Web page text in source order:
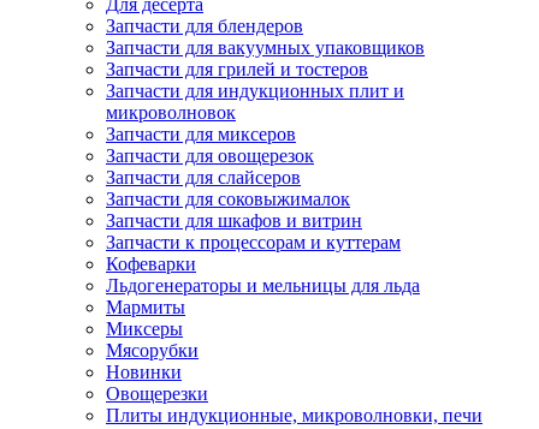
Для десерта
Запчасти для блендеров
Запчасти для вакуумных упаковщиков
Запчасти для грилей и тостеров
Запчасти для индукционных плит и
микроволновок
Запчасти для миксеров
Запчасти для овощерезок
Запчасти для слайсеров
Запчасти для соковыжималок
Запчасти для шкафов и витрин
Запчасти к процессорам и куттерам
Кофеварки
Льдогенераторы и мельницы для льда
Мармиты
Миксеры
Мясорубки
Новинки
Овощерезки
Плиты индукционные, микроволновки, печи